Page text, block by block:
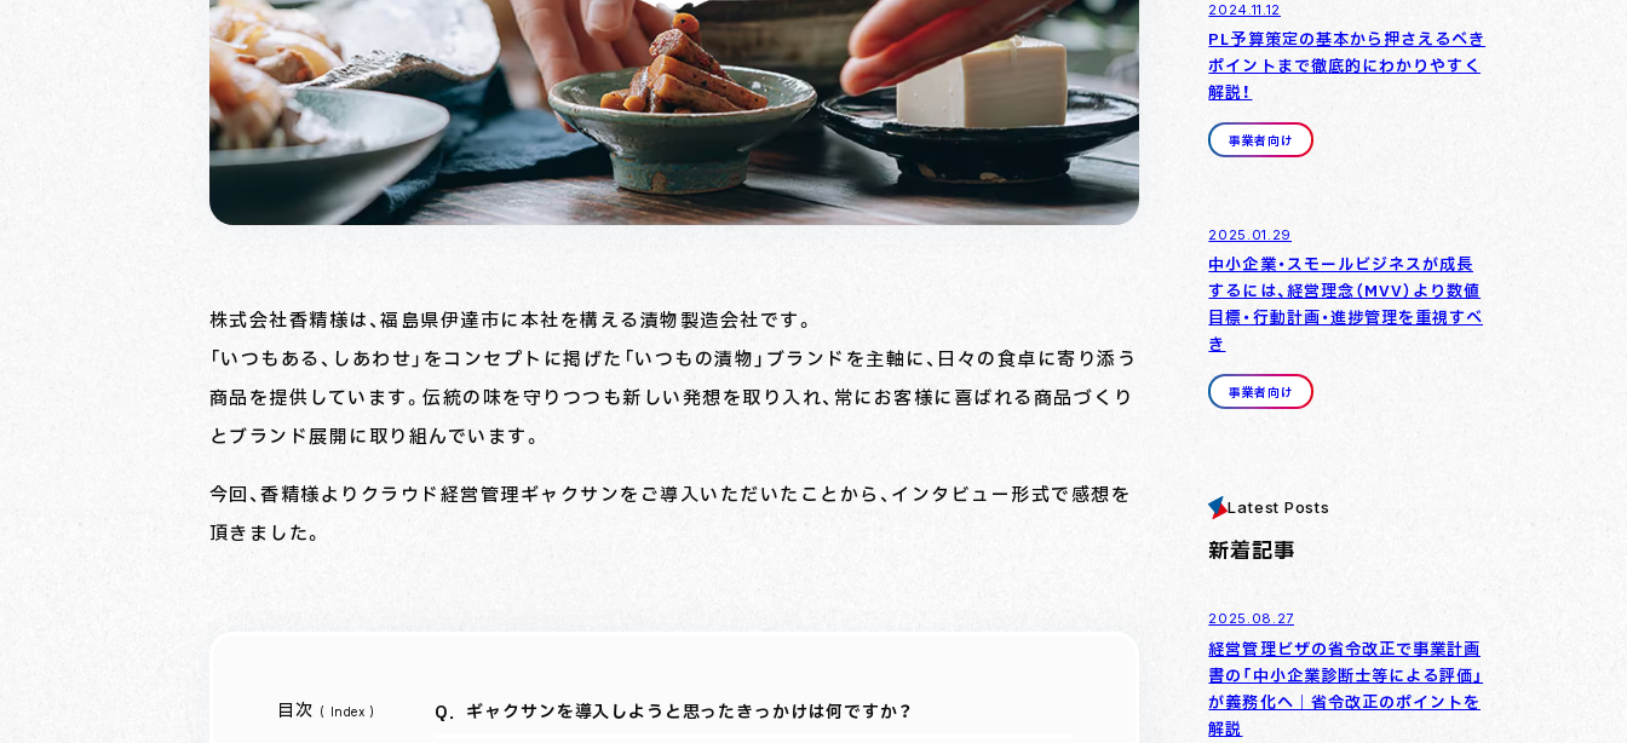
株式会社香精様は、福島県伊達市に本社を構える漬物製造会社です。
「いつもある、しあわせ」をコンセプトに掲げた「いつもの漬物」ブランドを主軸に、日々の食卓に寄り添う
商品を提供しています。伝統の味を守りつつも新しい発想を取り入れ、常にお客様に喜ばれる商品づくり
とブランド展開に取り組んでいます。
今回、香精様よりクラウド経営管理ギャクサンをご導入いただいたことから、インタビュー形式で感想を
頂きました。
Q．ギャクサンを導入しようと思ったきっかけは何ですか？
2024.11.12
PL予算策定の基本から押さえるべき
ポイントまで徹底的にわかりやすく
解説！
事業者向け
2025.01.29
中小企業・スモールビジネスが成長
するには、経営理念（MVV）より数値
目標・行動計画・進捗管理を重視すべ
き
事業者向け
Latest Posts
新着記事
2025.08.27
経営管理ビザの省令改正で事業計画
書の「中小企業診断士等による評価」
が義務化へ｜省令改正のポイントを
解説